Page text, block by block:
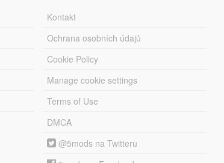
Kontakt
Ochrana osobních údajů
Cookie Policy
Manage cookie settings
Terms of Use
DMCA
@5mods na Twitteru